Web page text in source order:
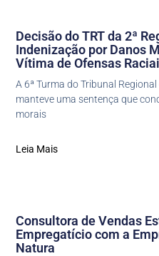
Decisão do TRT da 2ª
Indenização por Danos
Vítima de Ofensas
A 6ª Turma do Tribunal
manteve uma sentença que
morais
Leia Mais
Consultora de Vendas
Empregatício com a
Natura